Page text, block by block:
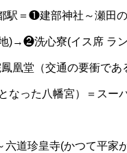
駅＝❶建部神社～瀬田
)→❷洗心寮(イス席 ラ
凰堂（交通の要衝で
なった八幡宮）＝スー
道珍皇寺(かつて平家